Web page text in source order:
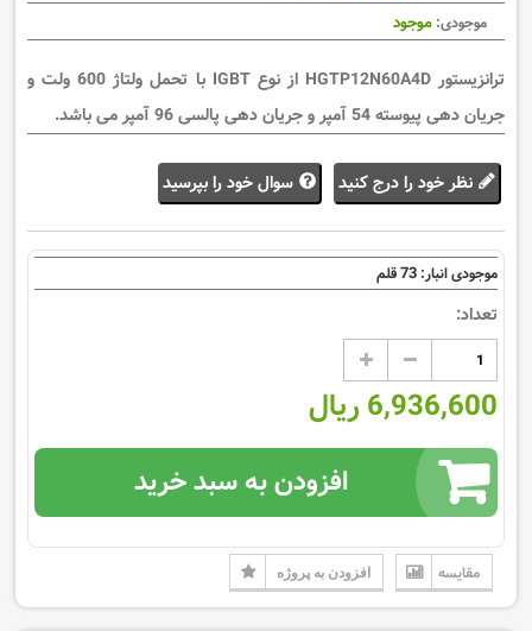
موجودی: موجود
ترانزیستور HGTP12N60A4D از نوع IGBT با تحمل ولتاژ 600 ولت و
جریان دهی پیوسته 54 آمپر و جریان دهی پالسی 96 آمپر می باشد.
نظر خود را درج کنید سوال خود را بپرسید
موجودی انبار: 73قلم
تعداد:
6,936,600 ریال
افزودن به سبد خرید
مقایسه افزودن به پروژه